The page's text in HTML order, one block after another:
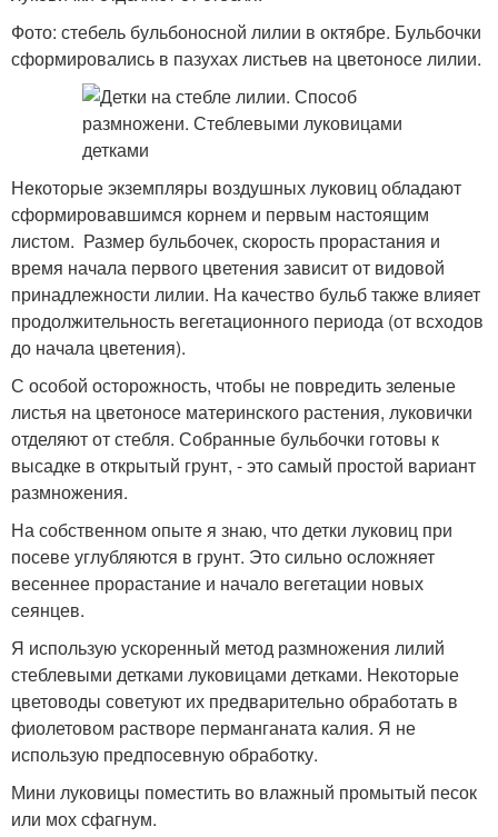
Фото: стебель бульбоносной лилии в октябре. Бульбочки
сформировались в пазухах листьев на цветоносе лилии.
Некоторые экземпляры воздушных луковиц обладают
сформировавшимся корнем и первым настоящим
листом. Размер бульбочек, скорость прорастания и
время начала первого цветения зависит от видовой
принадлежности лилии. На качество бульб также влияет
продолжительность вегетационного периода (от всходов
до начала цветения).
С особой осторожность, чтобы не повредить зеленые
листья на цветоносе материнского растения, луковички
отделяют от стебля. Собранные бульбочки готовы к
высадке в открытый грунт, - это самый простой вариант
размножения.
На собственном опыте я знаю, что детки луковиц при
посеве углубляются в грунт. Это сильно осложняет
весеннее прорастание и начало вегетации новых
сеянцев.
Я использую ускоренный метод размножения лилий
стеблевыми детками луковицами детками. Некоторые
цветоводы советуют их предварительно обработать в
фиолетовом растворе перманганата калия. Я не
использую предпосевную обработку.
Мини луковицы поместить во влажный промытый песок
или мох сфагнум.